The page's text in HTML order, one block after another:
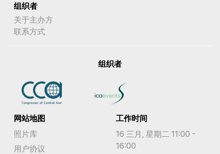
组织者
关于主办方
联系方式
组织者
网站地图
照片库
用户协议
工作时间
16 三月, 星期二 11:00 -
16:00